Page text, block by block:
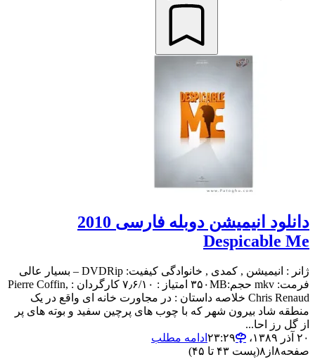
دانلود انیمیشن دوبله فارسی 2010
Despicable Me
ژانر : انیمیشن , کمدی , خانوادگی کیفیت: DVDRip – بسیار عالی
فرمت: mkv حجم:۳۵۰MB امتیاز : ۷٫۶/۱۰ کارگردان : Pierre Coffin,
Chris Renaud خلاصه داستان : در مجاورت خانه ای واقع در یک
منطقه شاد بیرون شهر که با چوب های پرچین سفید و بوته های پر
از گل رز احا...
۲۰ آذر ۱۳۸۹،‏ ۲۳:۲۹
ادامه مطلب
صفحه۸ از ۸(پست ۴۳ تا ۴۵)